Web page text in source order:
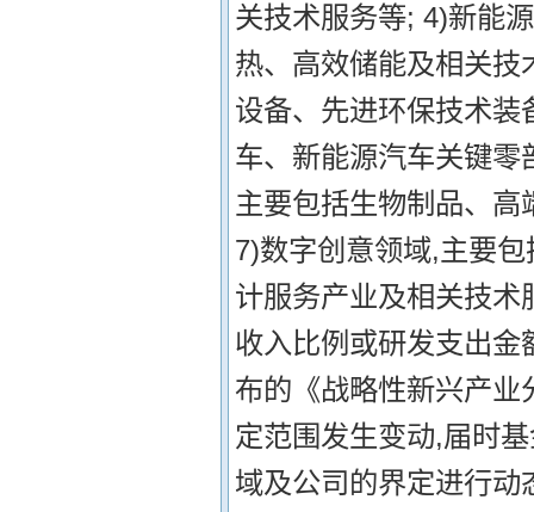
关技术服务等; 4)新能
热、高效储能及相关
设备、先进环保技术
车、新能源汽车关键
主要包括生物制品、
7)数字创意领域,主要
计服务产业及相关技
收入比例或研发支出
布的《战略性新兴产
定范围发生变动,届时
域及公司的界定进行